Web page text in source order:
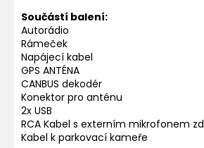
Součástí balení:
Autorádio
Rámeček
Napájecí kabel
GPS ANTÉNA
CANBUS dekodér
Konektor pro anténu
2x USB
RCA Kabel s externím mikrofonem
Kabel k parkovací kameře